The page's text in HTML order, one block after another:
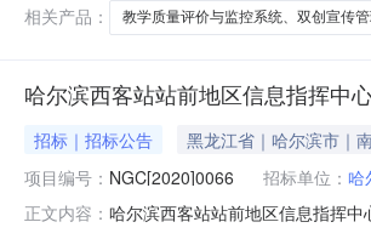
相关产品：
教学质量评价与监控系统、双创宣传
哈尔滨西客站站前地区信息指挥中
招标｜招标公告 黑龙江省｜哈尔滨市｜
项目编号： NGC[2020]0066 招标单位： 哈
正文内容： 哈尔滨西客站站前地区信息指挥